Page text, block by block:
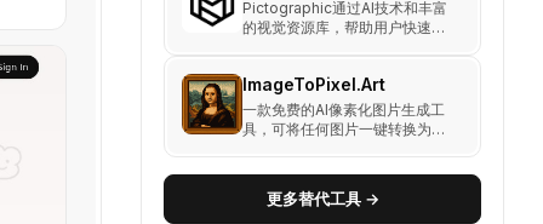
Pictographic通过AI技术和丰富
的视觉资源库，帮助用户快速生
任何描述或生成符合您的艺术风
格的自己的插图。
ImageToPixel.Art
一款免费的AI像素化图片生成工
具，可将任何图片一键转换为像
等！
更多替代工具 →